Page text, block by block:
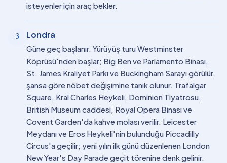
isteyenler için araç bekler.
3 Londra
Güne geç başlanır. Yürüyüş turu Westminster
Köprüsü'nden başlar; Big Ben ve Parlamento Binası,
St. James Kraliyet Parkı ve Buckingham Sarayı görülür,
şansa göre nöbet değişimine tanık olunur. Trafalgar
Square, Kral Charles Heykeli, Dominion Tiyatrosu,
British Museum caddesi, Royal Opera Binası ve
Covent Garden'da kahve molası verilir. Leicester
Meydanı ve Eros Heykeli'nin bulunduğu Piccadilly
Circus'a geçilir; yeni yılın ilk günü düzenlenen London
New Year's Day Parade geçit törenine denk gelinir.